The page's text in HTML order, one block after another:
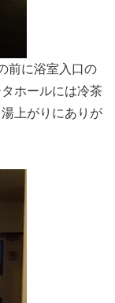
前に浴室入口の
ホールには冷茶
上がりにありが